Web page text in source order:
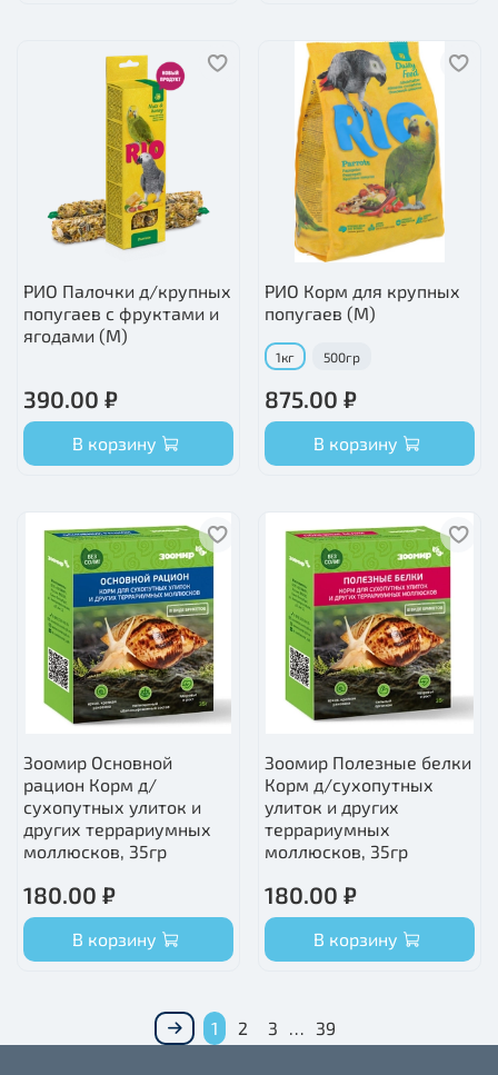
РИО Палочки д/крупных
попугаев с фруктами и
ягодами (М)
390.00 ₽
В корзину
РИО Корм для крупных
попугаев (М)
1кг 500гр
875.00 ₽
В корзину
Зоомир Основной
рацион Корм д/
сухопутных улиток и
других террариумных
моллюсков, 35гр
180.00 ₽
В корзину
Зоомир Полезные белки
Корм д/сухопутных
улиток и других
террариумных
моллюсков, 35гр
180.00 ₽
В корзину
1 2 3 … 39